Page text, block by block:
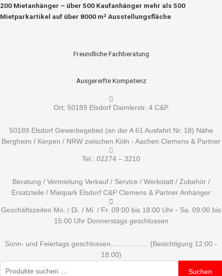
Zum
Inhalt
200 Mietanhänger – über 500 Kaufanhänger mehr als 500
Mietparkartikel auf über 8000 m² Ausstellungsfläche
Freundliche Fachberatung
Ausgereifte Kompetenz
Ort: 50189 Elsdorf Daimlerstr. 4 C&P
50189 Elsdorf Gewerbegebiet (an der A 61 Ausfahrt Nr. 18) Nähe
Bergheim / Kerpen / NRW zwischen Köln - Aachen Clemens & Partner
Tel.: 02274 – 3210
Beratung / Vermietung Verkauf / Service / Werkstatt / Zubehör /
Ersatzteile / Mietpark Elsdorf C&P Clemens & Partner Anhänger
Geschäftszeiten Mo. / Di. / Mi. / Fr. 09:00 bis 18:00 Uhr - Sa. 09:00 bis
15:00 Uhr Donnerstags geschlossen
Sonn- und Feiertags geschlossen................... (Besichtigung 12:00 -
18:00)
Suchen
nach:
Suchen